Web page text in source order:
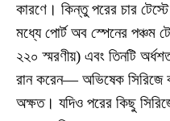
কারণে। কিন্তু পরের চার
মধ্যে পোর্ট অব স্পেনের পঞ্চম
২২০ স্মরণীয়) এবং তিনটি
রান করেন— অভিষেক সিরিজে
অক্ষত। যদিও পরের কিছু